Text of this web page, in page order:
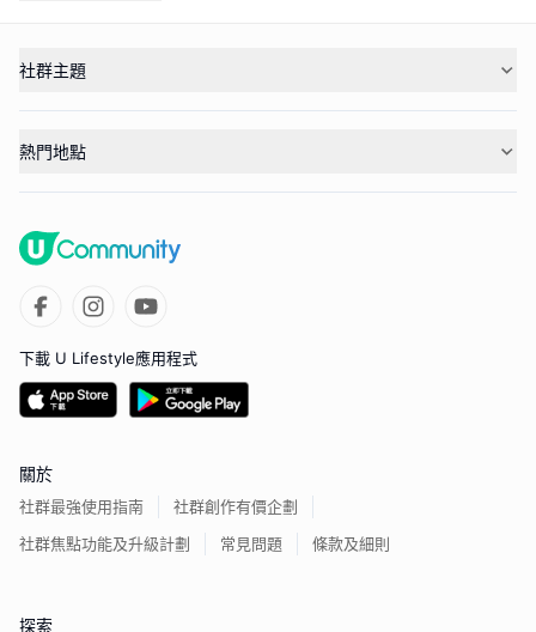
社群主題
熱門地點
下載 U Lifestyle應用程式
關於
社群最強使用指南
社群創作有價企劃
社群焦點功能及升級計劃
常見問題 條款及細則
探索